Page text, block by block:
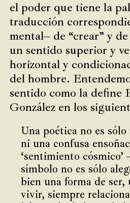
el poder que tiene la
traducción
mental– de “crear” y
un sentido superior y
horizontal y
del hombre.
sentido como la define
González en los
Una poética no es
ni una confusa
‘sentimiento cósmico’
símbolo no es sólo
bien una forma de ser,
vivir, siempre